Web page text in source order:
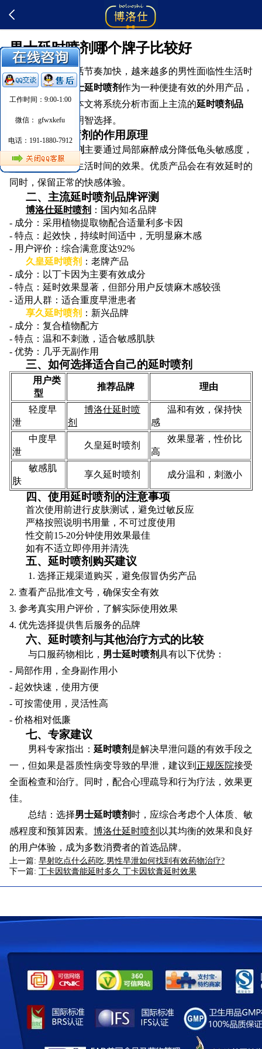
男士延时喷剂哪个牌子比较好
随着现代生活节奏加快，越来越多的男性面临性生活时
间短的困扰。男士延时喷剂作为一种便捷有效的外用产品，
受到广泛关注。本文将系统分析市面上主流的延时喷剂品
牌，帮助您做出明智选择。
一、延时喷剂的作用原理
男士延时喷剂 主要通过局部麻醉成分降低龟头敏感度，
从而达到延长性生活时间的效果。优质产品会在有效延时的
同时，保留正常的快感体验。
二、主流延时喷剂品牌评测
博洛仕延时喷剂 ：国内知名品牌
- 成分：采用植物提取物配合适量利多卡因
- 特点：起效快，持续时间适中，无明显麻木感
- 用户评价：综合满意度达92%
久皇延时喷剂 ：老牌产品
- 成分：以丁卡因为主要有效成分
- 特点：延时效果显著，但部分用户反馈麻木感较强
- 适用人群：适合重度早泄患者
享久延时喷剂 ：新兴品牌
- 成分：复合植物配方
- 特点：温和不刺激，适合敏感肌肤
- 优势：几乎无副作用
三、如何选择适合自己的延时喷剂
用户类
型
推荐品牌 理由
轻度早
泄
博洛仕延时喷
剂
温和有效，保持快
感
中度早
泄
久皇延时喷剂
效果显著，性价比
高
敏感肌
肤
享久延时喷剂 成分温和，刺激小
四、使用延时喷剂的注意事项
首次使用前进行皮肤测试，避免过敏反应
严格按照说明书用量，不可过度使用
性交前15-20分钟使用效果最佳
如有不适立即停用并清洗
五、延时喷剂购买建议
1. 选择正规渠道购买，避免假冒伪劣产品
2. 查看产品批准文号，确保安全有效
3. 参考真实用户评价，了解实际使用效果
4. 优先选择提供售后服务的品牌
六、延时喷剂与其他治疗方式的比较
与口服药物相比， 男士延时喷剂具有以下优势：
- 局部作用，全身副作用小
- 起效快速，使用方便
- 可按需使用，灵活性高
- 价格相对低廉
七、专家建议
男科专家指出： 延时喷剂 是解决早泄问题的有效手段之
一，但如果是器质性病变导致的早泄，建议到 正规医院接受
全面检查和治疗。同时，配合心理疏导和行为疗法，效果更
佳。
总结：选择男士延时喷剂 时，应综合考虑个人体质、敏
感程度和预算因素。 博洛仕延时喷剂 以其均衡的效果和良好
的用户体验，成为多数消费者的首选品牌。
上一篇: 早射吃点什么药吃,男性早泄如何找到有效药物治疗?
下一篇: 丁卡因软膏能延时多久 丁卡因软膏延时效果
工作时间：9:00-1:00
微信： gfwxkefu
电话：191-1880-7912